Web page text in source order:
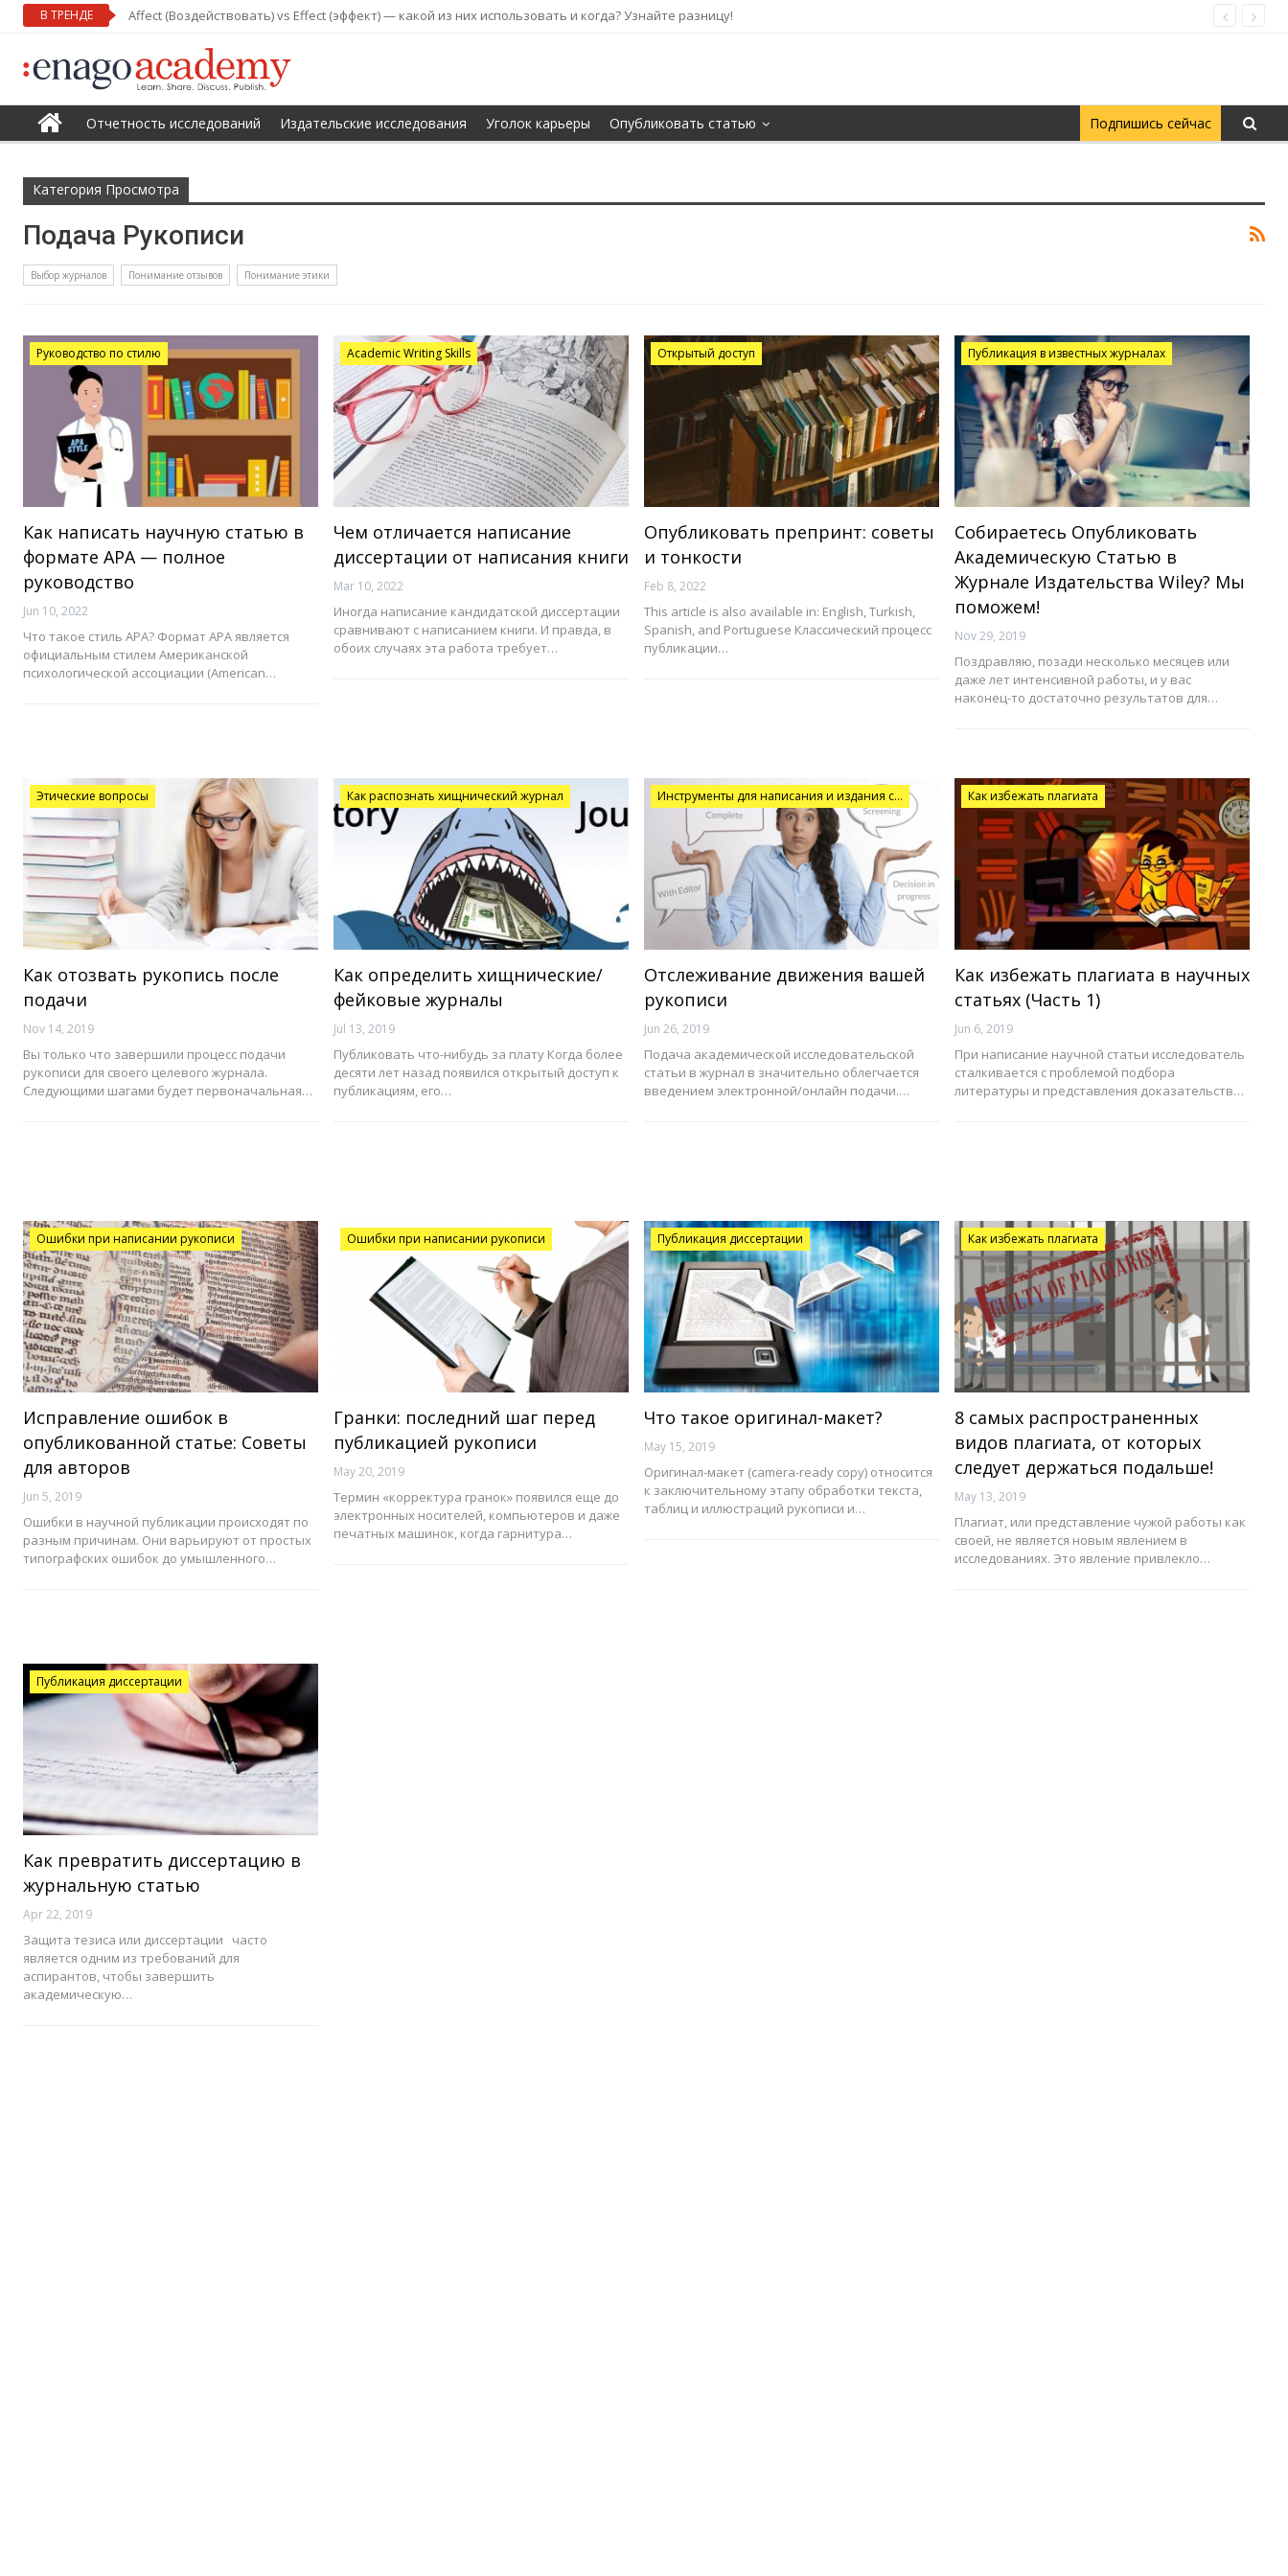
В ТРЕНДЕ Affect (Воздействовать) vs Effect (эффект) — какой из них использовать и когда? Узнайте разницу!
Отчетность исследований Издательские исследования Уголок карьеры Опубликовать статью Подпишись сейчас
Категория Просмотра
Подача Рукописи
Выбор журналов Понимание отзывов Понимание этики
Руководство по стилю
Как написать научную статью в
формате APA — полное
руководство
Jun 10, 2022
Что такое стиль АPА? Формат АРА является
официальным стилем Американской
психологической ассоциации (American…
Academic Writing Skills
Чем отличается написание
диссертации от написания книги
Mar 10, 2022
Иногда написание кандидатской диссертации
сравнивают с написанием книги. И правда, в
обоих случаях эта работа требует…
Открытый доступ
Опубликовать препринт: советы
и тонкости
Feb 8, 2022
This article is also available in: English, Turkish,
Spanish, and Portuguese Классический процесс
публикации…
Публикация в известных журналах
Собираетесь Опубликовать
Академическую Статью в
Журнале Издательства Wiley? Мы
поможем!
Nov 29, 2019
Поздравляю, позади несколько месяцев или
даже лет интенсивной работы, и у вас
наконец-то достаточно результатов для…
Этические вопросы
Как отозвать рукопись после
подачи
Nov 14, 2019
Вы только что завершили процесс подачи
рукописи для своего целевого журнала.
Следующими шагами будет первоначальная…
Как распознать хищнический журнал
Как определить хищнические/
фейковые журналы
Jul 13, 2019
Публиковать что-нибудь за плату Когда более
десяти лет назад появился открытый доступ к
публикациям, его…
Инструменты для написания и издания статей
Отслеживание движения вашей
рукописи
Jun 26, 2019
Подача академической исследовательской
статьи в журнал в значительно облегчается
введением электронной/онлайн подачи.…
Как избежать плагиата
Как избежать плагиата в научных
статьях (Часть 1)
Jun 6, 2019
При написание научной статьи исследователь
сталкивается с проблемой подбора
литературы и представления доказательств…
Ошибки при написании рукописи
Исправление ошибок в
опубликованной статье: Советы
для авторов
Jun 5, 2019
Ошибки в научной публикации происходят по
разным причинам. Они варьируют от простых
типографских ошибок до умышленного…
Ошибки при написании рукописи
Гранки: последний шаг перед
публикацией рукописи
May 20, 2019
Термин «корректура гранок» появился еще до
электронных носителей, компьютеров и даже
печатных машинок, когда гарнитура…
Публикация диссертации
Что такое оригинал-макет?
May 15, 2019
Оригинал-макет (сamera-ready copy) относится
к заключительному этапу обработки текста,
таблиц и иллюстраций рукописи и…
Как избежать плагиата
8 самых распространенных
видов плагиата, от которых
следует держаться подальше!
May 13, 2019
Плагиат, или представление чужой работы как
своей, не является новым явлением в
исследованиях. Это явление привлекло…
Публикация диссертации
Как превратить диссертацию в
журнальную статью
Apr 22, 2019
Защита тезиса или диссертации часто
является одним из требований для
аспирантов, чтобы завершить
академическую…